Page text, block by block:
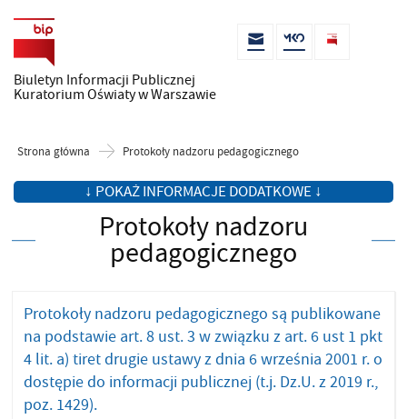
Biuletyn Informacji Publicznej
Kuratorium Oświaty w Warszawie
Strona główna Protokoły nadzoru pedagogicznego
↓ POKAŻ INFORMACJE DODATKOWE ↓
Protokoły nadzoru
pedagogicznego
Protokoły nadzoru pedagogicznego są publikowane
na podstawie art. 8 ust. 3 w związku z art. 6 ust 1 pkt
4 lit. a) tiret drugie ustawy z dnia 6 września 2001 r. o
dostępie do informacji publicznej (t.j. Dz.U. z 2019 r.,
poz. 1429).